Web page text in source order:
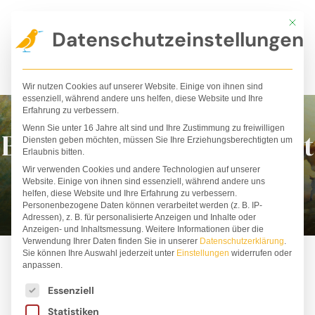
Inhalt
springen
Bilderbücher für die Welt
von morgen!
ALLE BESTSELLER
Mit
Datenschutzeinstellungen
Wir nutzen Cookies auf unserer Website. Einige von ihnen sind
essenziell, während andere uns helfen, diese Website und Ihre
Erfahrung zu verbessern.
Wenn Sie unter 16 Jahre alt sind und Ihre Zustimmung zu freiwilligen
Diensten geben möchten, müssen Sie Ihre Erziehungsberechtigten um
Erlaubnis bitten.
Wir verwenden Cookies und andere Technologien auf unserer
Website. Einige von ihnen sind essenziell, während andere uns
helfen, diese Website und Ihre Erfahrung zu verbessern.
Personenbezogene Daten können verarbeitet werden (z. B. IP-
Adressen), z. B. für personalisierte Anzeigen und Inhalte oder
Anzeigen- und Inhaltsmessung. Weitere Informationen über die
Verwendung Ihrer Daten finden Sie in unserer Datenschutzerklärung.
Sie können Ihre Auswahl jederzeit unter Einstellungen widerrufen oder
anpassen.
Es folgt eine Liste der Service-Gruppen, für die
Essenziell
Statistiken